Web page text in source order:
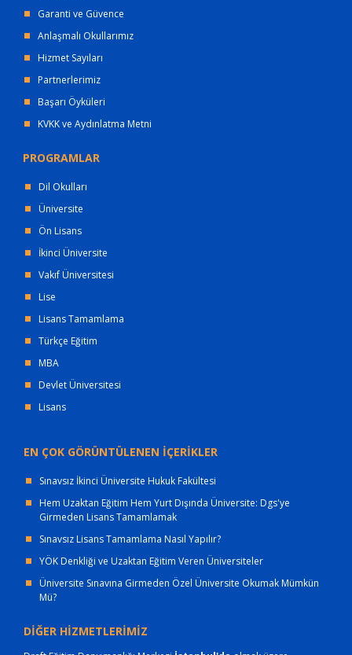
Garanti ve Güvence
Anlaşmalı Okullarımız
Hizmet Sayıları
Partnerlerimiz
Başarı Öyküleri
KVKK ve Aydınlatma Metni
PROGRAMLAR
Dil Okulları
Üniversite
Ön Lisans
İkinci Üniversite
Vakıf Üniversitesi
Lise
Lisans Tamamlama
Türkçe Eğitim
MBA
Devlet Üniversitesi
Lisans
EN ÇOK GÖRÜNTÜLENEN İÇERİKLER
Sınavsız İkinci Üniversite Hukuk Fakültesi
Hem Uzaktan Eğitim Hem Yurt Dışında Üniversite: Dgs'ye
Girmeden Lisans Tamamlamak
Sınavsız Lisans Tamamlama Nasıl Yapılır?
YÖK Denkliği ve Uzaktan Eğitim Veren Üniversiteler
Üniversite Sınavına Girmeden Özel Üniversite Okumak Mümkün
Mü?
DİĞER HİZMETLERİMİZ